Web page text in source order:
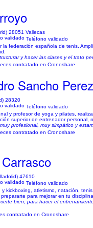
28051 Vallecas
Teléfono validado
federación española de tenis.
y hacer las clases y el trato
contratado en Cronoshare
Sancho Perez
28320
Teléfono validado
y profesor de yoga y pilates,
superior de entrenador personal,
profesional, muy simpático y
contratado en Cronoshare
47610
Teléfono validado
kickboxing, atletismo, natación,
para mejorar en tu
bien, para hacer el
contratado en Cronoshare